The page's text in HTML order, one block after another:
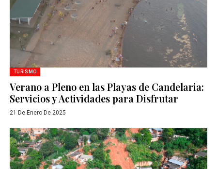
TURISMO
Verano a Pleno en las Playas de Candelaria:
Servicios y Actividades para Disfrutar
21 De Enero De 2025